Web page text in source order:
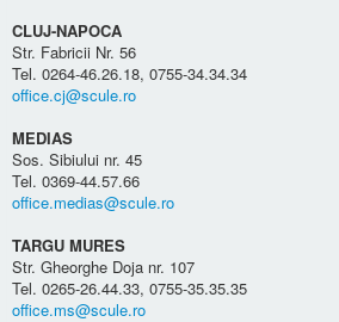
CLUJ-NAPOCA
Str. Fabricii Nr. 56
Tel. 0264-46.26.18, 0755-34.34.34
office.cj@scule.ro
MEDIAS
Sos. Sibiului nr. 45
Tel. 0369-44.57.66
office.medias@scule.ro
TARGU MURES
Str. Gheorghe Doja nr. 107
Tel. 0265-26.44.33, 0755-35.35.35
office.ms@scule.ro